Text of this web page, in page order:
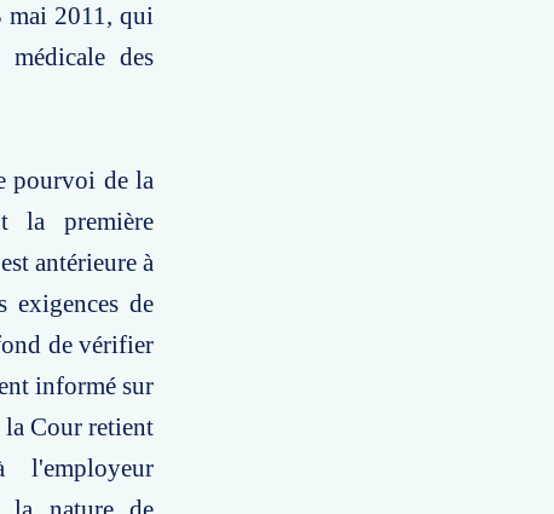
mai 2011, qui
des
pourvoi de la
la première
antérieure à
exigences de
de vérifier
informé sur
la Cour retient
l'employeur